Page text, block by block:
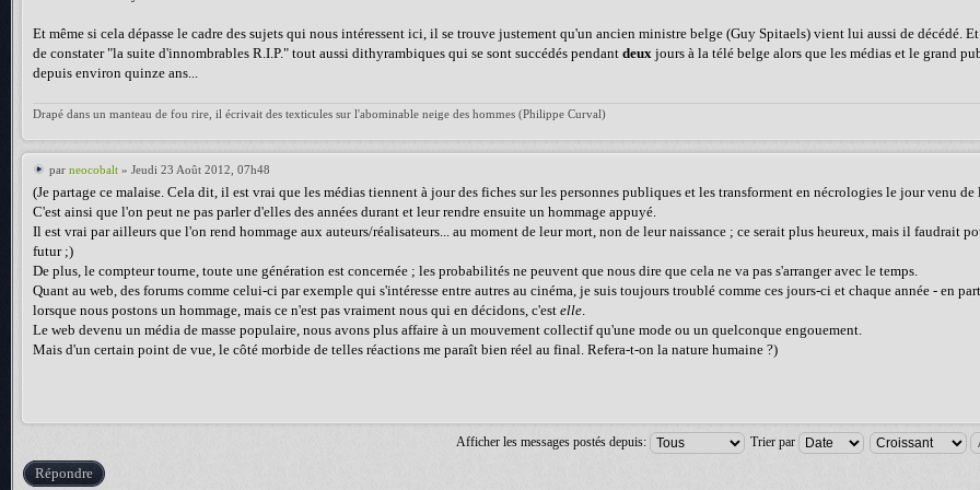
Et même si cela dépasse le cadre des sujets qui nous intéressent ici, il se trouve justement qu'un ancien ministre belge (Guy Spitaels) vient lui aussi de décédé.
de constater "la suite d'innombrables R.I.P." tout aussi dithyrambiques qui se sont succédés pendant deux jours à la télé belge alors que les médias et le grand
depuis environ quinze ans...
Drapé dans un manteau de fou rire, il écrivait des texticules sur l'abominable neige des hommes (Philippe Curval)
par neocobalt » Jeudi 23 Août 2012, 07h48
(Je partage ce malaise. Cela dit, il est vrai que les médias tiennent à jour des fiches sur les personnes publiques et les transforment en nécrologies le jour venu
C'est ainsi que l'on peut ne pas parler d'elles des années durant et leur rendre ensuite un hommage appuyé.
Il est vrai par ailleurs que l'on rend hommage aux auteurs/réalisateurs... au moment de leur mort, non de leur naissance ; ce serait plus heureux, mais il faudrait
futur ;)
De plus, le compteur tourne, toute une génération est concernée ; les probabilités ne peuvent que nous dire que cela ne va pas s'arranger avec le temps.
Quant au web, des forums comme celui-ci par exemple qui s'intéresse entre autres au cinéma, je suis toujours troublé comme ces jours-ci et chaque année - en
lorsque nous postons un hommage, mais ce n'est pas vraiment nous qui en décidons, c'est elle.
Le web devenu un média de masse populaire, nous avons plus affaire à un mouvement collectif qu'une mode ou un quelconque engouement.
Mais d'un certain point de vue, le côté morbide de telles réactions me paraît bien réel au final. Refera-t-on la nature humaine ?)
Afficher les messages postés depuis: Trier par
Répondre